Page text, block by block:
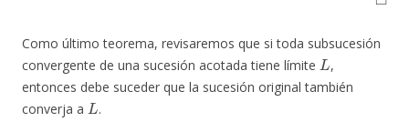
Como último teorema, revisaremos que si toda subsucesión
convergente de una sucesión acotada tiene límite
L
,
entonces debe suceder que la sucesión original también
converja a
L
.